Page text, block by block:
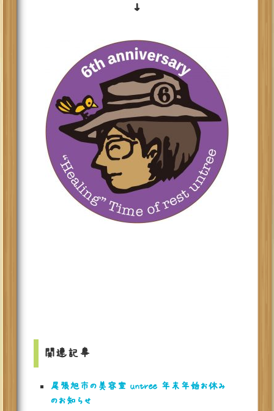
↓
関連記事
尾張旭市の美容室 untree 年末年始お休み
のお知らせ